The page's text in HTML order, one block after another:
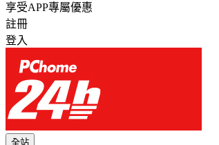
享受APP專屬優惠
註冊
登入
全站